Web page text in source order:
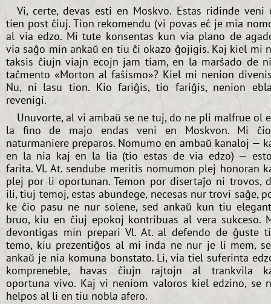
Vi, certe, devas esti en Moskvo. Estas ridinde veni
tien post ĉiuj. Tion rekomendu (vi povas eĉ je mia
al via edzo. Mi tute konsentas kun via plano de
via saĝo min ankaŭ en tiu ĉi okazo ĝojigis. Kaj kiel mi
taksis ĉiujn viajn ecojn jam tiam, en la marŝado de
taĉmento «Morton al faŝismo»? Kiel mi nenion
Nu, ni lasu tion. Kio fariĝis, tio fariĝis, nenion
revenigi.
Unuvorte, al vi ambaŭ se ne tuj, do ne pli malfrue ol
la fino de majo endas veni en Moskvon. Mi
naturmaniere preparos. Nomumo en ambaŭ kanaloj —
en la nia kaj en la lia (tio estas de via edzo) —
farita. Vl. At. sendube meritis nomumon plej honoran
plej por li oportunan. Temon por disertaĵo ni trovos,
ili, tiuj temoj, estas abundege, necesas nur trovi saĝe,
ke ĉio pasu ne nur solene, sed ankaŭ kun tiu
bruo, kiu en ĉiuj epokoj kontribuas al vera sukceso.
devontigas min prepari Vl. At. al defendo de ĝuste
temo, kiu prezentiĝos al mi inda ne nur je li mem,
ankaŭ je nia komuna bonstato. Li, via tiel suferinta
kompreneble, havas ĉiujn rajtojn al trankvila
oportuna vivo. Kaj vi neniom valoros kiel edzino, se
helpos al li en tiu nobla afero.